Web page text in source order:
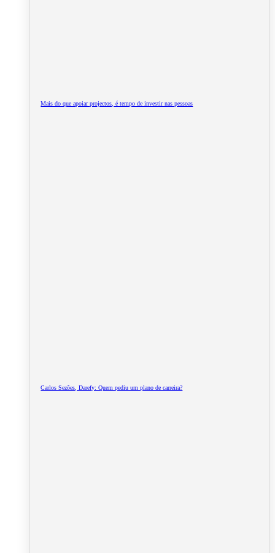
Mais do que apoiar projectos, é tempo de investir nas pessoas
Carlos Sezões, Darefy: Quem pediu um plano de carreira?